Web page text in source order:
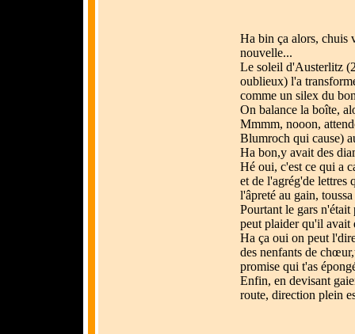
Ha bin ça alors, chuis
nouvelle...
Le soleil d'Austerlitz
oublieux) l'a
comme un silex du
On balance la boîte,
Mmmm, nooon,
Blumroch qui cause)
Ha bon,y avait des
Hé oui, c'est ce qui a
et de l'agrég'de lettres
l'âpreté au gain,
Pourtant le gars n'était
peut plaider qu'il avait
Ha ça oui on peut
des nenfants de
promise qui t'as
Enfin, en devisant
route, direction plein